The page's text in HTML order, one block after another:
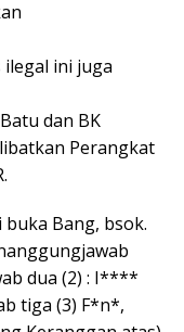
ini juga
dan BK
Perangkat
Bang, bsok.
dua (2) : I****
tiga (3) F*n*,